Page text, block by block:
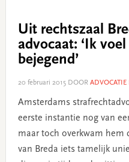
Uit rechtszaal
advocaat: ‘Ik
bejegend’
20 februari 2015DOOR ADVOCATIE
Amsterdams
eerste instantie nog van
maar toch overkwam hem
van Breda iets tamelijk